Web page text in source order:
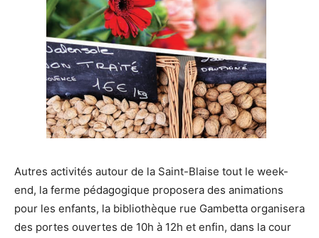
Autres activités autour de la Saint-Blaise tout le week-
end, la ferme pédagogique proposera des animations
pour les enfants, la bibliothèque rue Gambetta organisera
des portes ouvertes de 10h à 12h et enfin, dans la cour